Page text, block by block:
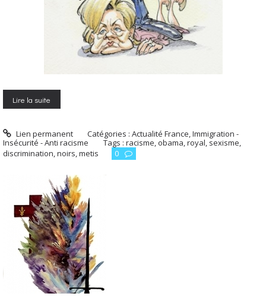
Lire la suite
Lien permanent Catégories :Actualité France,Immigration -
Insécurité - Anti racisme
Tags : racisme, obama,royal, sexisme,
discrimination,noirs,metis 0